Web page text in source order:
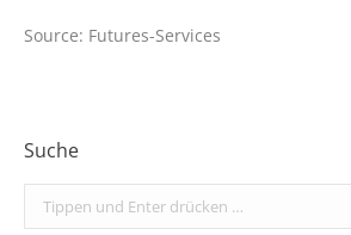
Source: Futures-Services
Suche
Search: